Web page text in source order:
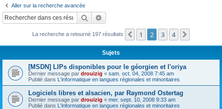
c
Aller sur la recherche avancée
Rechercher
La recherche a retourné 197 résultats Précédent
1 2 3 4
Sujets
[MSDN] LIPs disponibles pour le géorgien et l'oriya
Dernier message par drouizig « sam. oct. 04, 2008 7:45 am
Publié dans L'informatique en langues régionales et minoritaires
Logiciels libres et alsacien, par Raymond Ostertag
Dernier message par drouizig « mer. sept. 10, 2008 9:33 am
Publié dans L'informatique en langues régionales et minoritaires